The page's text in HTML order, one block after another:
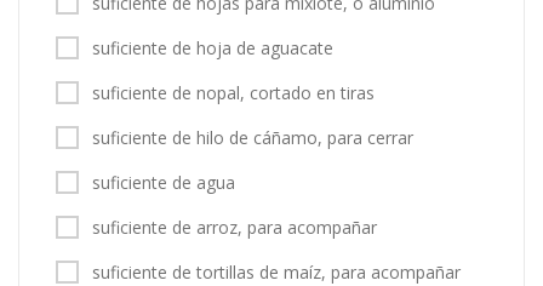
suficiente de hoja de aguacate
suficiente de nopal, cortado en tiras
suficiente de hilo de cáñamo, para cerrar
suficiente de agua
suficiente de arroz, para acompañar
suficiente de tortillas de maíz, para acompañar